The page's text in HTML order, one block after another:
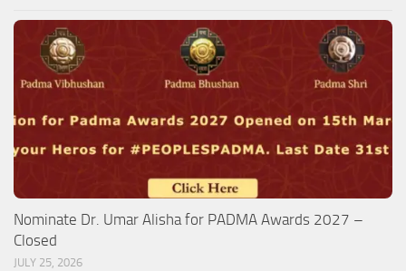
Nominate Dr. Umar Alisha for PADMA Awards 2027 –
Closed
JULY 25, 2026